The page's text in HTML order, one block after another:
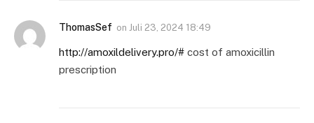
ThomasSef on Juli 23, 2024 18:49
http://amoxildelivery.pro/# cost of amoxicillin
prescription